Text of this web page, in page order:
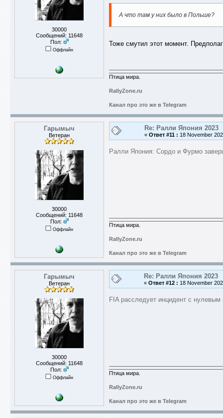
30000
Сообщений: 11648
Пол:
Оффлайн
А что там у них было в Польше?
Тоже смутил этот момент.
Птица мира.
RallyZone.ru
Канал про это же в Telegram
Гарымыч
Ветеран
30000
Сообщений: 11648
Пол:
Оффлайн
Re: Ралли Япония 2023
« Ответ #11 : 18 November
Ралли Япония: Сордо и Фурмо
Птица мира.
RallyZone.ru
Канал про это же в Telegram
Гарымыч
Ветеран
30000
Сообщений: 11648
Пол:
Оффлайн
Re: Ралли Япония 2023
« Ответ #12 : 18 November
FIA расследует инцидент с
Птица мира.
RallyZone.ru
Канал про это же в Telegram